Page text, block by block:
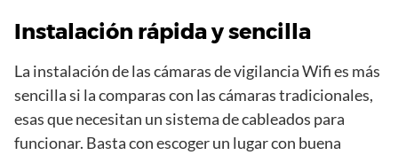
Instalación rápida y sencilla
La instalación de las cámaras de vigilancia Wifi es más
sencilla si la comparas con las cámaras tradicionales,
esas que necesitan un sistema de cableados para
funcionar. Basta con escoger un lugar con buena